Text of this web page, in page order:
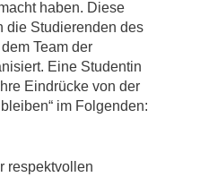
haben. Diese
die Studierenden des
Team der
Eine Studentin
Eindrücke von der
im Folgenden:
respektvollen